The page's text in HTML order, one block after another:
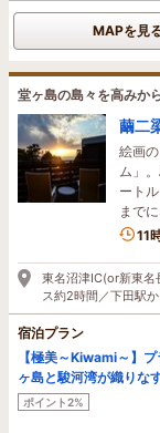
MAPを見
堂ヶ島の島々を高みか
繭二
絵画
ム」
ート
まで
11
東名沼津IC(or新東名
ス約2時間／下田駅
宿泊プラン
【極美～Kiwami～】
ヶ島と駿河湾が織りな
ポイント2%